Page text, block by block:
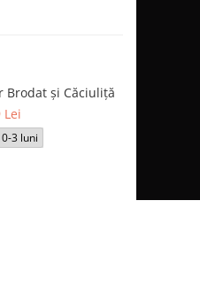
Brodat și Căciuliță
Lei
0-3 luni